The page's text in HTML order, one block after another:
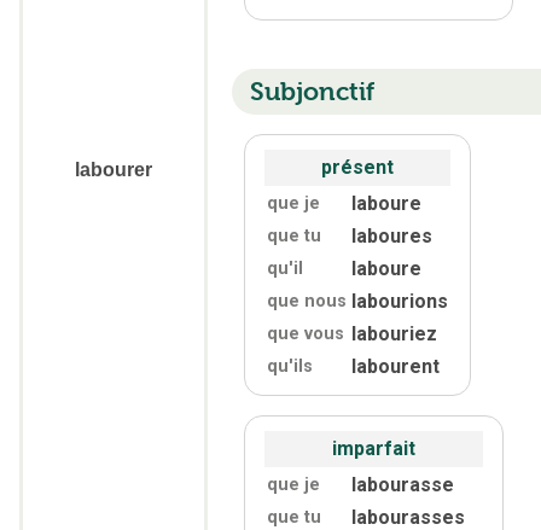
labourer
Subjonctif
présent
que je laboure
que tu laboures
qu'il laboure
que nous labourions
que vous labouriez
qu'ils labourent
imparfait
que je labourasse
que tu labourasses